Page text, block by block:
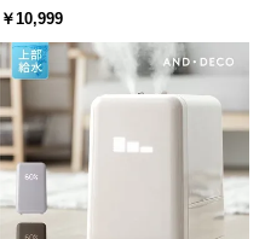
調整可能 木目調
￥10,999